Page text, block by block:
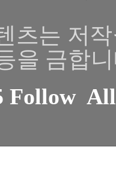
츠는 저
을 금합
Follow